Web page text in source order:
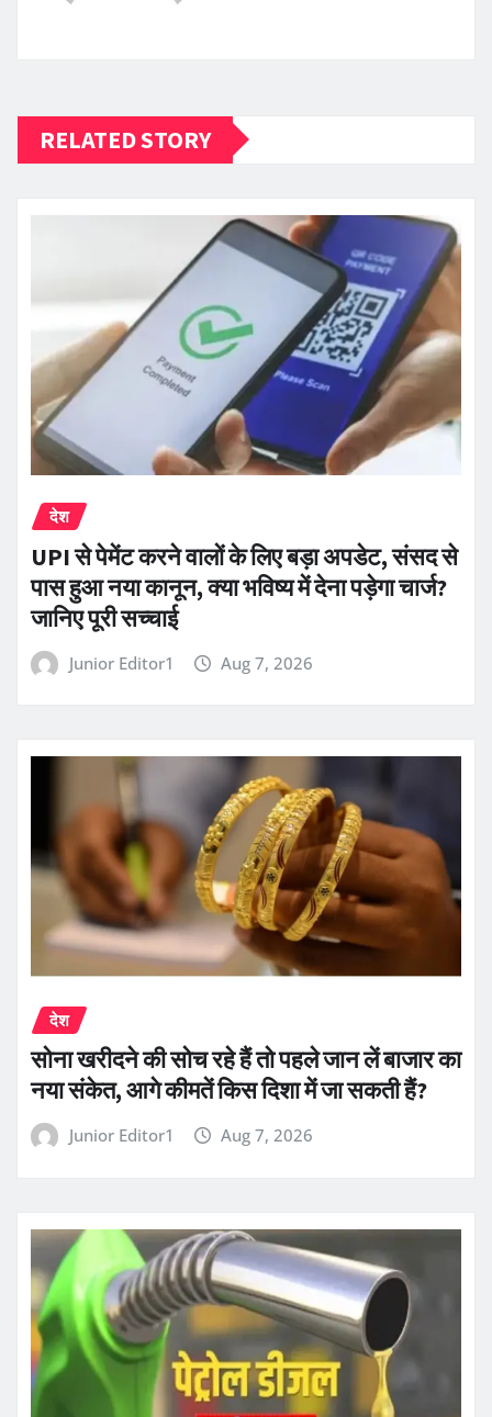
RELATED STORY
देश
UPI से पेमेंट करने वालों के लिए बड़ा अपडेट, संसद से
पास हुआ नया कानून, क्या भविष्य में देना पड़ेगा चार्ज?
जानिए पूरी सच्चाई
Junior Editor1 Aug 7, 2026
देश
सोना खरीदने की सोच रहे हैं तो पहले जान लें बाजार का
नया संकेत, आगे कीमतें किस दिशा में जा सकती हैं?
Junior Editor1 Aug 7, 2026